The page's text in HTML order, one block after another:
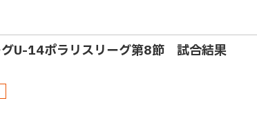
U-14ポラリスリーグ第8節 試合結果